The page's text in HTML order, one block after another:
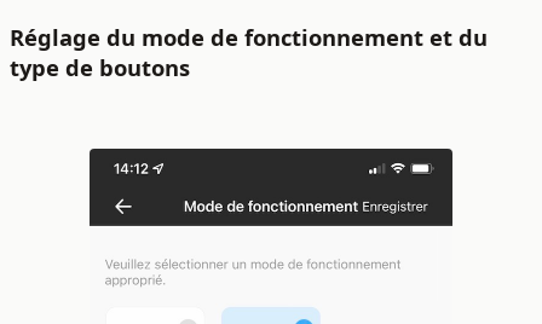
Réglage du mode de fonctionnement et du
type de boutons